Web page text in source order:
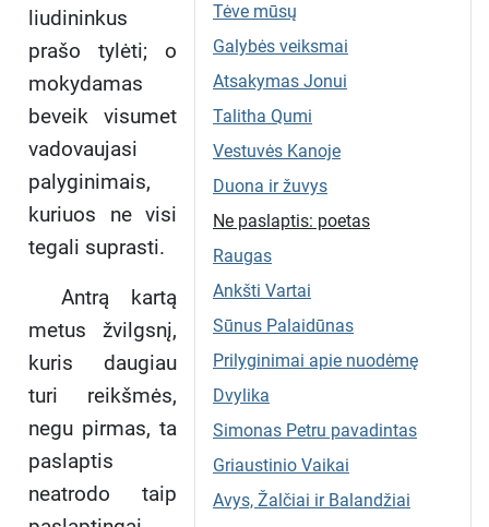
Tėve mūsų
Galybės veiksmai
Atsakymas Jonui
Talitha Qumi
Vestuvės Kanoje
Duona ir žuvys
Ne paslaptis: poetas
Raugas
Ankšti Vartai
Sūnus Palaidūnas
Prilyginimai apie nuodėmę
Dvylika
Simonas Petru pavadintas
Griaustinio Vaikai
Avys, Žalčiai ir Balandžiai
liudininkus
prašo tylėti;
o
mokydamas
beveik visumet
vadovaujasi
palyginimais,
kuriuos ne visi
tegali suprasti.
Antrą kartą
metus žvilgsnį,
kuris daugiau
turi reikšmės,
negu pirmas, ta
paslaptis
neatrodo taip